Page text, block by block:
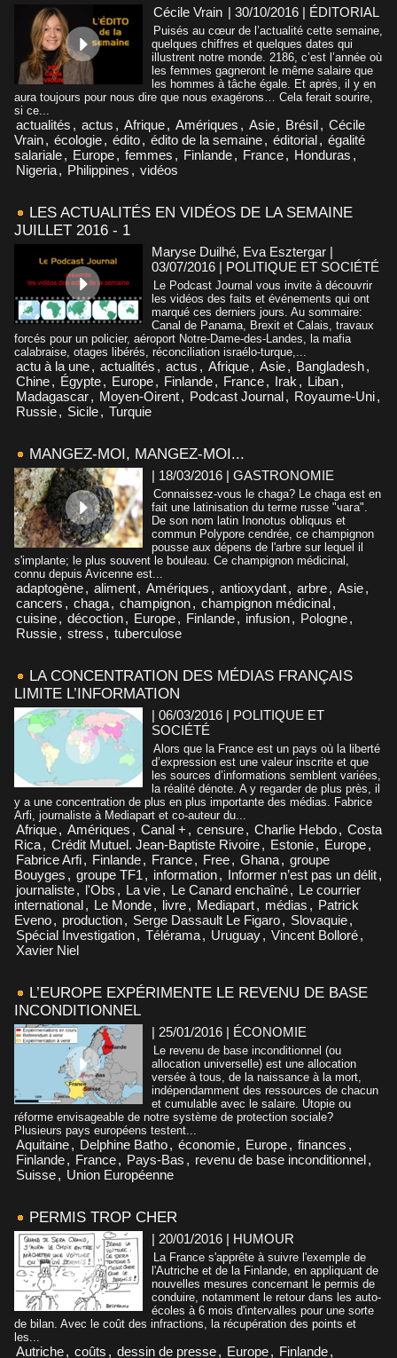
Cécile Vrain | 30/10/2016 | ÉDITORIAL
Puisés au cœur de l’actualité cette semaine,
quelques chiffres et quelques dates qui
illustrent notre monde. 2186, c’est l’année où
les femmes gagneront le même salaire que
les hommes à tâche égale. Et après, il y en
aura toujours pour nous dire que nous exagérons… Cela ferait sourire,
si ce...
actualités , actus , Afrique, Amériques , Asie, Brésil, Cécile
Vrain, écologie, édito, édito de la semaine, éditorial, égalité
salariale, Europe, femmes , Finlande, France, Honduras ,
Nigeria, Philippines , vidéos
LES ACTUALITÉS EN VIDÉOS DE LA SEMAINE
JUILLET 2016 - 1
Maryse Duilhé, Eva Esztergar |
03/07/2016 | POLITIQUE ET SOCIÉTÉ
Le Podcast Journal vous invite à découvrir
les vidéos des faits et événements qui ont
marqué ces derniers jours. Au sommaire:
Canal de Panama, Brexit et Calais, travaux
forcés pour un policier, aéroport Notre-Dame-des-Landes, la mafia
calabraise, otages libérés, réconciliation israélo-turque,...
actu à la une, actualités , actus , Afrique, Asie, Bangladesh,
Chine, Égypte, Europe, Finlande, France, Irak , Liban,
Madagascar, Moyen-Oirent, Podcast Journal, Royaume-Uni,
Russie, Sicile, Turquie
MANGEZ-MOI, MANGEZ-MOI...
| 18/03/2016 | GASTRONOMIE
Connaissez-vous le chaga? Le chaga est en
fait une latinisation du terme russe "чага".
De son nom latin Inonotus obliquus et
commun Polypore cendrée, ce champignon
pousse aux dépens de l'arbre sur lequel il
s'implante; le plus souvent le bouleau. Ce champignon médicinal,
connu depuis Avicenne est...
adaptogène, aliment, Amériques , antioxydant, arbre, Asie,
cancers , chaga, champignon, champignon médicinal,
cuisine, décoction, Europe, Finlande, infusion, Pologne,
Russie, stress , tuberculose
LA CONCENTRATION DES MÉDIAS FRANÇAIS
LIMITE L’INFORMATION
| 06/03/2016 | POLITIQUE ET
SOCIÉTÉ
Alors que la France est un pays où la liberté
d’expression est une valeur inscrite et que
les sources d’informations semblent variées,
la réalité dénote. A y regarder de plus près, il
y a une concentration de plus en plus importante des médias. Fabrice
Arfi, journaliste à Mediapart et co-auteur du...
Afrique, Amériques , Canal + , censure, Charlie Hebdo, Costa
Rica, Crédit Mutuel. Jean-Baptiste Rivoire, Estonie, Europe,
Fabrice Arfi, Finlande, France, Free, Ghana, groupe
Bouyges , groupe TF1 , information, Informer n’est pas un délit,
journaliste, l'Obs , La vie, Le Canard enchaîné, Le courrier
international, Le Monde, livre, Mediapart, médias , Patrick
Eveno, production, Serge Dassault Le Figaro, Slovaquie,
Spécial Investigation, Télérama, Uruguay, Vincent Bolloré,
Xavier Niel
L’EUROPE EXPÉRIMENTE LE REVENU DE BASE
INCONDITIONNEL
| 25/01/2016 | ÉCONOMIE
Le revenu de base inconditionnel (ou
allocation universelle) est une allocation
versée à tous, de la naissance à la mort,
indépendamment des ressources de chacun
et cumulable avec le salaire. Utopie ou
réforme envisageable de notre système de protection sociale?
Plusieurs pays européens testent...
Aquitaine, Delphine Batho, économie, Europe, finances ,
Finlande, France, Pays-Bas , revenu de base inconditionnel,
Suisse, Union Européenne
PERMIS TROP CHER
| 20/01/2016 | HUMOUR
La France s'apprête à suivre l'exemple de
l'Autriche et de la Finlande, en appliquant de
nouvelles mesures concernant le permis de
conduire, notamment le retour dans les auto-
écoles à 6 mois d'intervalles pour une sorte
de bilan. Avec le coût des infractions, la récupération des points et
les...
Autriche, coûts , dessin de presse, Europe, Finlande,